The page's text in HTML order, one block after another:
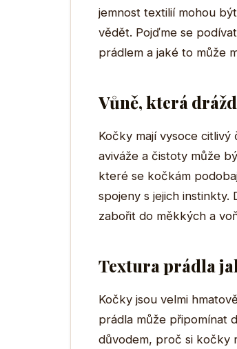
jemnost textilií mohou
vědět. Pojďme se
prádlem a jaké to může
Vůně, která
Kočky mají vysoce
aviváže a čistoty může
které se kočkám
spojeny s jejich
zabořit do měkkých a
Textura prádla
Kočky jsou velmi
prádla může připomínat
důvodem, proč si kočky